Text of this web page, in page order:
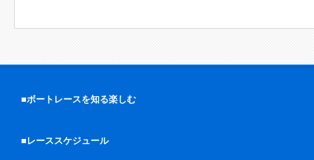
■ボートレースを知る楽しむ
■レーススケジュール